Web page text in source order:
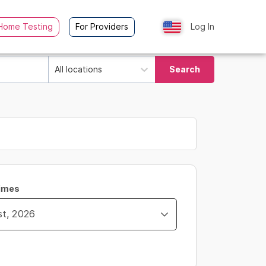
Testing For Providers Log In
All locations Search